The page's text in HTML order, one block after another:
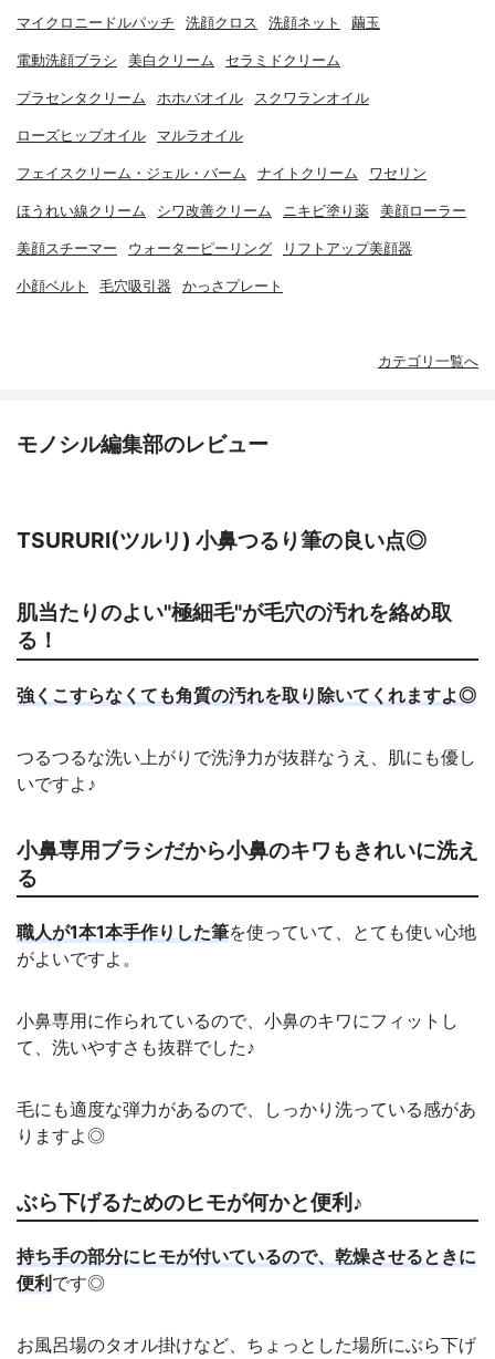
マイクロニードルパッチ 洗顔クロス 洗顔ネット 繭玉
電動洗顔ブラシ 美白クリーム セラミドクリーム
プラセンタクリーム ホホバオイル スクワランオイル
ローズヒップオイル マルラオイル
フェイスクリーム・ジェル・バーム ナイトクリーム ワセリン
ほうれい線クリーム シワ改善クリーム ニキビ塗り薬 美顔ローラー
美顔スチーマー ウォーターピーリング リフトアップ美顔器
小顔ベルト 毛穴吸引器 かっさプレート
カテゴリ一覧へ
モノシル編集部のレビュー
TSURURI(ツルリ) 小鼻つるり筆の良い点◎
肌当たりのよい"極細毛"が毛穴の汚れを絡め取
る！
強くこすらなくても角質の汚れを取り除いてくれますよ◎
つるつるな洗い上がりで洗浄力が抜群なうえ、肌にも優し
いですよ♪
小鼻専用ブラシだから小鼻のキワもきれいに洗え
る
職人が1本1本手作りした筆を使っていて、とても使い心地
がよいですよ。
小鼻専用に作られているので、小鼻のキワにフィットし
て、洗いやすさも抜群でした♪
毛にも適度な弾力があるので、しっかり洗っている感があ
りますよ◎
ぶら下げるためのヒモが何かと便利♪
持ち手の部分にヒモが付いているので、乾燥させるときに
便利 です◎
お風呂場のタオル掛けなど、ちょっとした場所にぶら下げ